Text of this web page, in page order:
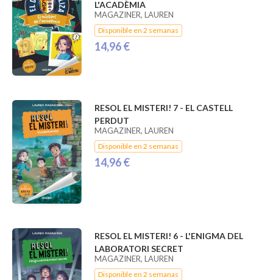
L'ACADÈMIA
MAGAZINER, LAUREN
Disponible en 2 semanas
14,96 €
RESOL EL MISTERI! 7 - EL CASTELL
PERDUT
MAGAZINER, LAUREN
Disponible en 2 semanas
14,96 €
RESOL EL MISTERI! 6 - L'ENIGMA DEL
LABORATORI SECRET
MAGAZINER, LAUREN
Disponible en 2 semanas